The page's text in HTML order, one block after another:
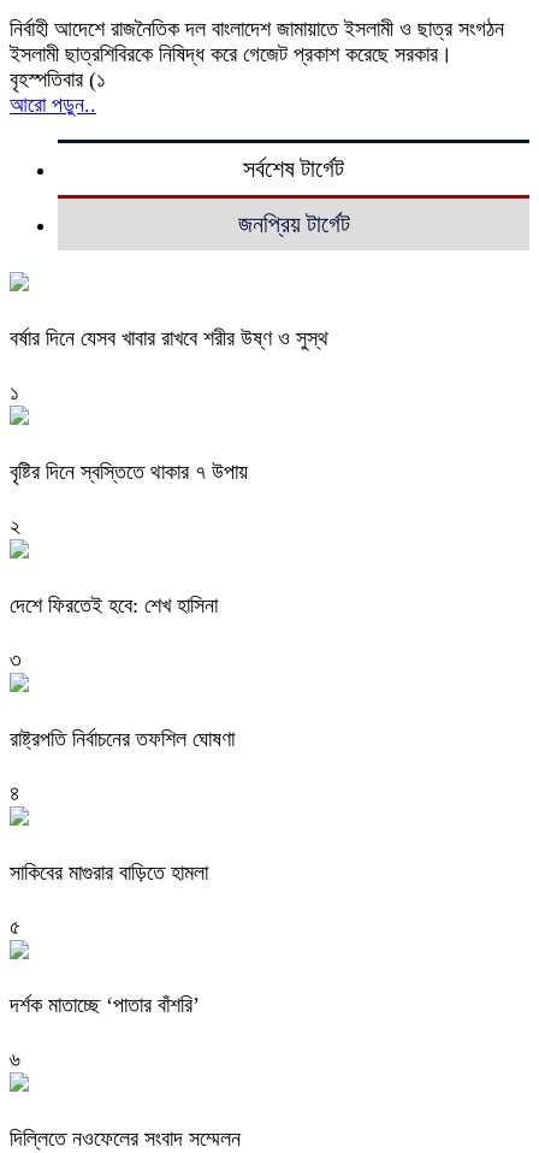
নির্বাহী আদেশে রাজনৈতিক দল বাংলাদেশ জামায়াতে ইসলামী ও ছাত্র সংগঠন
ইসলামী ছাত্রশিবিরকে নিষিদ্ধ করে গেজেট প্রকাশ করেছে সরকার।
বৃহস্পতিবার (১
আরো পড়ুন..
সর্বশেষ টার্গেট
জনপ্রিয় টার্গেট
বর্ষার দিনে যেসব খাবার রাখবে শরীর উষ্ণ ও সুস্থ
১
বৃষ্টির দিনে স্বস্তিতে থাকার ৭ উপায়
২
দেশে ফিরতেই হবে: শেখ হাসিনা
৩
রাষ্ট্রপতি নির্বাচনের তফশিল ঘোষণা
৪
সাকিবের মাগুরার বাড়িতে হামলা
৫
দর্শক মাতাচ্ছে ‘পাতার বাঁশরি’
৬
দিল্লিতে নওফেলের সংবাদ সম্মেলন